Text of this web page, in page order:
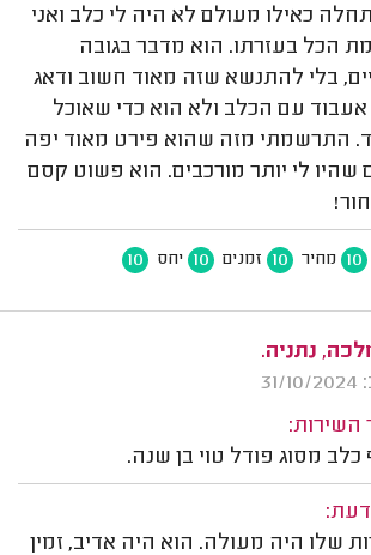
כאילו מעולם לא היה לי כלב ואני
הכל בעזרתו. הוא מדבר בגובה
בלי להתנשא שזה מאוד חשוב ודאג
אעבוד עם הכלב ולא הוא כדי שאוכל
התרשמתי מזה שהוא פירט מאוד יפה
שהיו לי יותר מורכבים. הוא פשוט קסם
10 מחיר 10 זמנים 10 יחס 10
נתניה.
השירות:
כלב מסוג פודל טוי בן שנה.
דעת:
שלו היה מעולה. הוא היה אדיב, זמין